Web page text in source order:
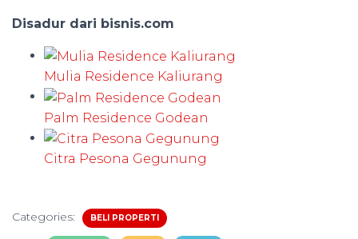
Disadur dari bisnis.com
Mulia Residence Kaliurang
Palm Residence Godean
Citra Pesona Gegunung
Categories: BELI PROPERTI